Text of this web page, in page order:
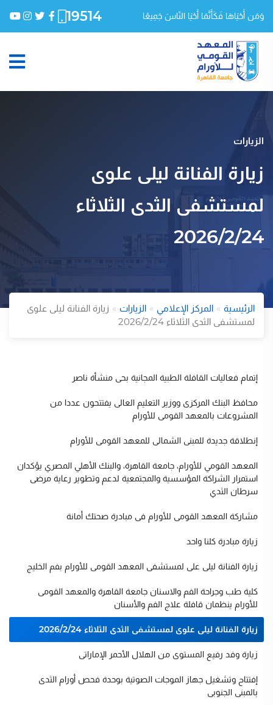
وَمَن أَحْيَاهَا فَكَأَنَّمَا أَحْيَا النّاسَ جَمِيعًا 19514
الزيارات
زيارة الفنانة ليلى علوى
لمستشفى الثدى الثلاثاء
2026/2/24
الرئيسية المركز الإعلامي الزيارات
زيارة الفنانة ليلى علوى
لمستشفى الثدى الثلاثاء 2026/2/24
إتمام فعاليات القافلة الطبية المجانية بحى منشأة ناصر
محافظ البنك المركزى ووزير التعليم العالى يفتتحون عددا من
المشروعات بالمعهد القومى للأورام
إنطلاقة جديدة للمبنى الشمالى للمعهد القومى للأورام
المعهد القومي للأورام، جامعة القاهرة، والبنك الأهلي المصري يؤكدان
استمرار الشراكة المؤسسية والمجتمعية لدعم وتطوير رعاية مرضى
سرطان الثدي
مشاركة المعهد القومى للأورام فى مبادرة صحتك أمانة
زيارة مبادرة كلنا واحد
زيارة الفنانة ليلى على لمستشفى المعهد القومى للأورام بفم الخليج
كلية طب وجراحة الفم والاسنان جامعة القاهرة والمعهد القومى
للأورام ينظمان قافلة علاج الفم والأسنان
زيارة الفنانة ليلى علوى لمستشفى الثدى الثلاثاء 2026/2/24
زيارة وفد رفيع المستوى من الهلال الأحمر الإماراتى
إفتتاح وتشغيل جهاز الموجات الصوتية بوحدة فحص أورام الثدى
بالمبنى الجنوبى